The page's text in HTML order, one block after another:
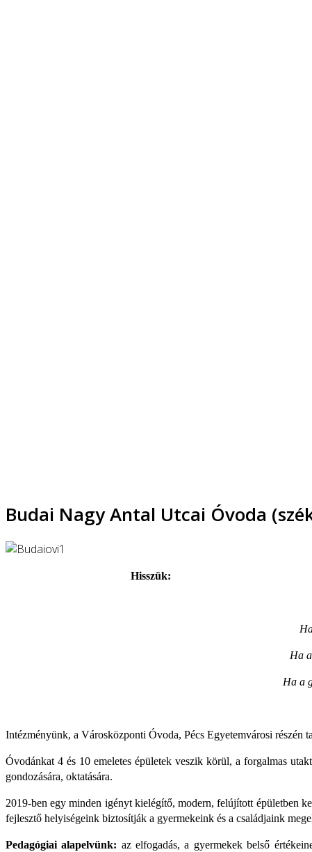
Budai Nagy Antal Utcai Óvoda
Hisszük:
Ha
Ha a
Intézményünk, a Városközponti Óvoda, Pécs Egyetemvárosi részén
Óvodánkat 4 és 10 emeletes épületek veszik körül, a forgalmas
gondozására, oktatására.
2019-ben egy minden igényt kielégítő, modern, felújított épületben
fejlesztő helyiségeink biztosítják a gyermekeink és a családjaink
Pedagógiai alapelvünk: az elfogadás, a gyermekek belső